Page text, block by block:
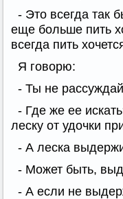
- Это всегда так
еще больше пить
всегда пить
Я говорю:
- Ты не
- Где же ее
леску от удочки
- А леска
- Может быть,
- А если не